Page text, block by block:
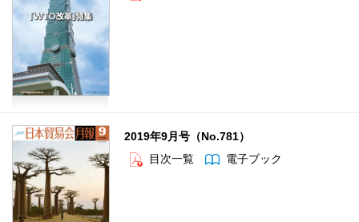
2019年9月号（No.781）
目次一覧
電子ブック